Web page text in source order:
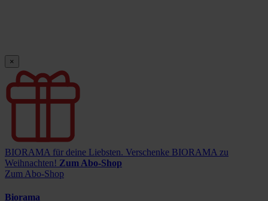
×
BIORAMA für deine Liebsten. Verschenke BIORAMA zu
Weihnachten! Zum Abo-Shop
Zum Abo-Shop
Biorama